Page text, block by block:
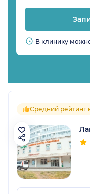
В клинику
Средний рейтинг